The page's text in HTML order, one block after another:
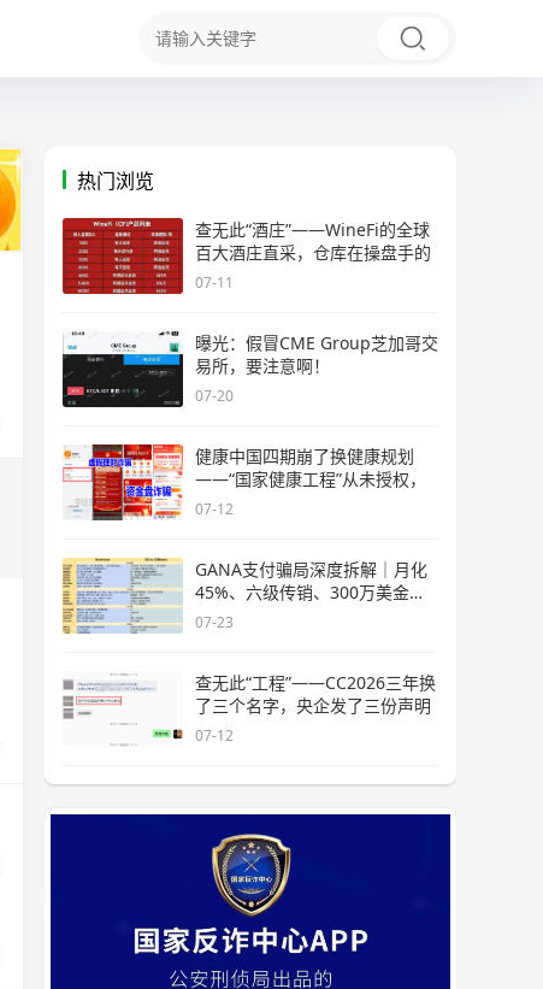
热门浏览
查无此“酒庄”——WineFi的全球
百大酒庄直采，仓库在操盘手的
07-11
曝光：假冒CME Group芝加哥交
易所，要注意啊！
07-20
健康中国四期崩了换健康规划
——“国家健康工程”从未授权，
07-12
GANA支付骗局深度拆解｜月化
45%、六级传销、300万美金窟
窿，拉菲
07-23
查无此“工程”——CC2026三年换
了三个名字，央企发了三份声明
07-12